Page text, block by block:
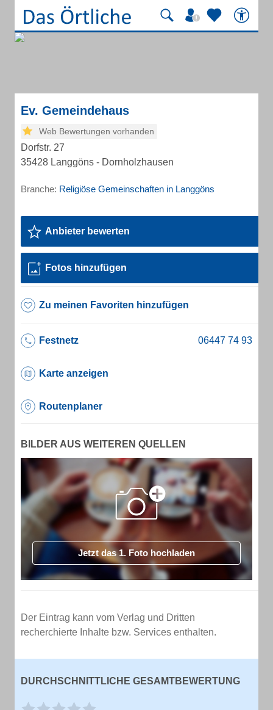
Ev. Gemeindehaus
Web Bewertungen vorhanden
Dorfstr. 27
35428 Langgöns - Dornholzhausen
Branche: Religiöse Gemeinschaften in Langgöns
Anbieter bewerten
Fotos hinzufügen
Zu meinen Favoriten hinzufügen
Festnetz
Karte anzeigen
Routenplaner
BILDER AUS WEITEREN QUELLEN
Jetzt das 1. Foto hochladen
Der Eintrag kann vom Verlag und Dritten
recherchierte Inhalte bzw. Services enthalten.
DURCHSCHNITTLICHE GESAMTBEWERTUNG